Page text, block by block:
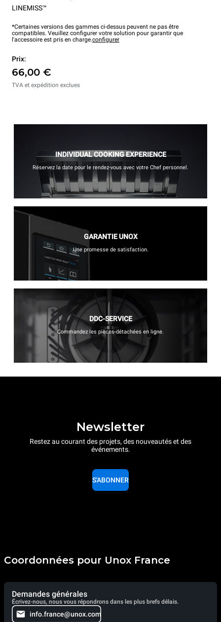
LINEMISS™
*Certaines versions des gammes ci-dessus peuvent ne pas être
compatibles. Veuillez configurer votre solution pour garantir que
l'accessoire est pris en charge.configurer
Prix:
66,00 €
TVA et expédition exclues
INDIVIDUAL COOKING EXPERIENCE
Réservez la date pour le rendez-vous avec votre Chef personnel.
GARANTIE UNOX
Une promesse de satisfaction.
DDC-SERVICE
Commandez les pièces-détachées en ligne.
Newsletter
Restez au courant des projets, des nouveautés et des
événements.
S'ABONNER
Coordonnées pour Unox France
Demandes générales
Écrivez-nous, nous vous répondrons dans les plus brefs délais.
info.france@unox.com